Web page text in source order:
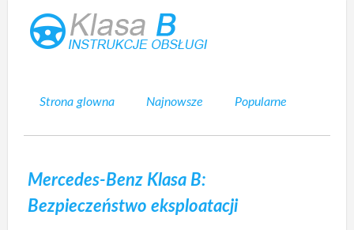
Strona glowna Najnowsze Popularne
Mercedes-Benz Klasa B:
Bezpieczeństwo eksploatacji